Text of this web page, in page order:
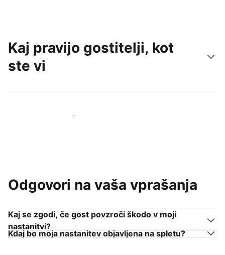
Kaj pravijo gostitelji, kot
ste vi
Pridruži se drugim gostiteljem
Odgovori na vaša vprašanja
Kaj se zgodi, če gost povzroči škodo v moji
nastanitvi?
Kdaj bo moja nastanitev objavljena na spletu?